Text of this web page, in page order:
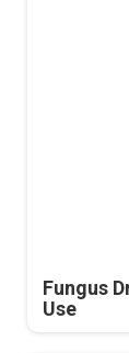
Fungus
Use